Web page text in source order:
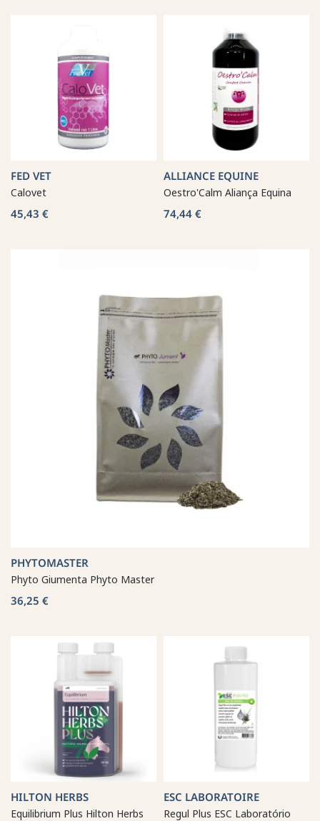
FED VET
Calovet
45,43 €
ALLIANCE EQUINE
Oestro'Calm Aliança Equina
74,44 €
PHYTOMASTER
Phyto Giumenta Phyto Master
36,25 €
HILTON HERBS
Equilibrium Plus Hilton Herbs
ESC LABORATOIRE
Regul Plus ESC Laboratório